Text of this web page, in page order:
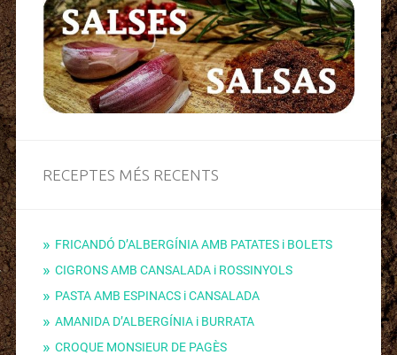
RECEPTES MÉS RECENTS
FRICANDÓ D’ALBERGÍNIA AMB PATATES i BOLETS
CIGRONS AMB CANSALADA i ROSSINYOLS
PASTA AMB ESPINACS i CANSALADA
AMANIDA D’ALBERGÍNIA i BURRATA
CROQUE MONSIEUR DE PAGÈS